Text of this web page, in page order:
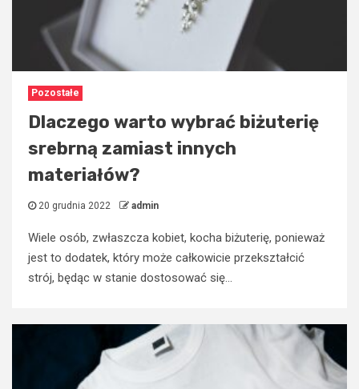
Pozostałe
Dlaczego warto wybrać biżuterię
srebrną zamiast innych
materiałów?
20 grudnia 2022 admin
Wiele osób, zwłaszcza kobiet, kocha biżuterię, ponieważ
jest to dodatek, który może całkowicie przekształcić
strój, będąc w stanie dostosować się...